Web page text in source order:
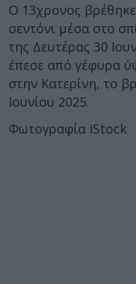
Ο 13χρονος
σεντόνι μέσα στο
της Δευτέρας 30
έπεσε από γέφυρα
στην Κατερίνη, το
Ιουνίου 2025.
Φωτογραφία iStock